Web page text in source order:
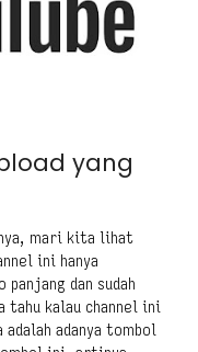
yang
mari kita lihat
ini hanya
dan sudah
tahu kalau channel ini
adanya tombol